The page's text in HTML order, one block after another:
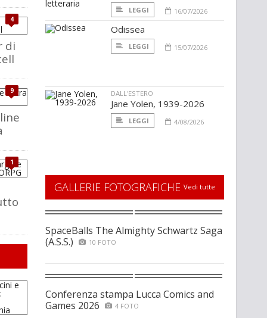
4
di
9
1
LEGGI 16/07/2026
Odissea
LEGGI 15/07/2026
DALL'ESTERO
Jane Yolen, 1939-2026
LEGGI 4/08/2026
GALLERIE FOTOGRAFICHE Vedi tutte
SpaceBalls The Almighty Schwartz Saga
(A.S.S.)
10 FOTO
Conferenza stampa Lucca Comics and
Games 2026
4 FOTO